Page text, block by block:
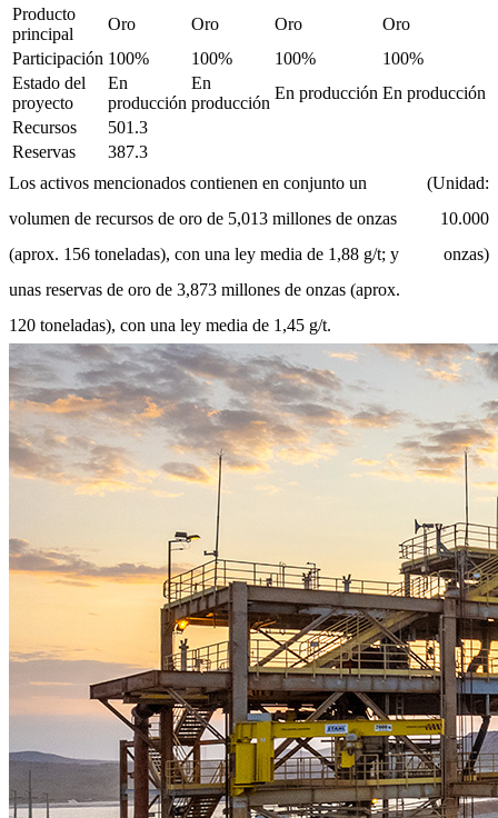
Producto
principal
Oro Oro Oro
Oro
Participación 100% 100% 100%
100%
Estado del
proyecto
En
producción
En
producción
En producción En producción
Recursos
501.3
Reservas
387.3
Los activos mencionados contienen en conjunto un
volumen de recursos de oro de 5,013 millones de onzas
(aprox. 156 toneladas), con una ley media de 1,88 g/t; y
unas reservas de oro de 3,873 millones de onzas (aprox.
120 toneladas), con una ley media de 1,45 g/t.
(Unidad:
10.000
onzas)